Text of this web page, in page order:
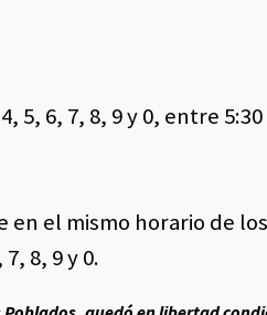
6, 7, 8, 9 y 0, entre 5:30
el mismo horario de los
8, 9 y 0.